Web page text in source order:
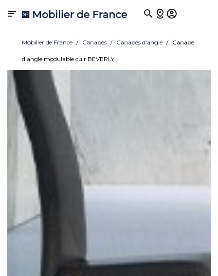

Mobilier de France Canapés Canapés d'angle Canapé
d'angle modulable cuir BEVERLY